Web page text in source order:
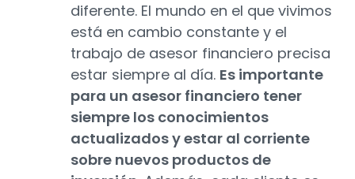
diferente. El mundo en el que vivimos
está en cambio constante y el
trabajo de asesor financiero precisa
estar siempre al día. Es importante
para un asesor financiero tener
siempre los conocimientos
actualizados y estar al corriente
sobre nuevos productos de